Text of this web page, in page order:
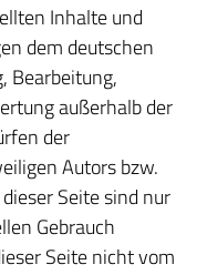
Inhalte und
dem deutschen
Bearbeitung,
außerhalb der
der
Autors bzw.
Seite sind nur
Gebrauch
Seite nicht vom